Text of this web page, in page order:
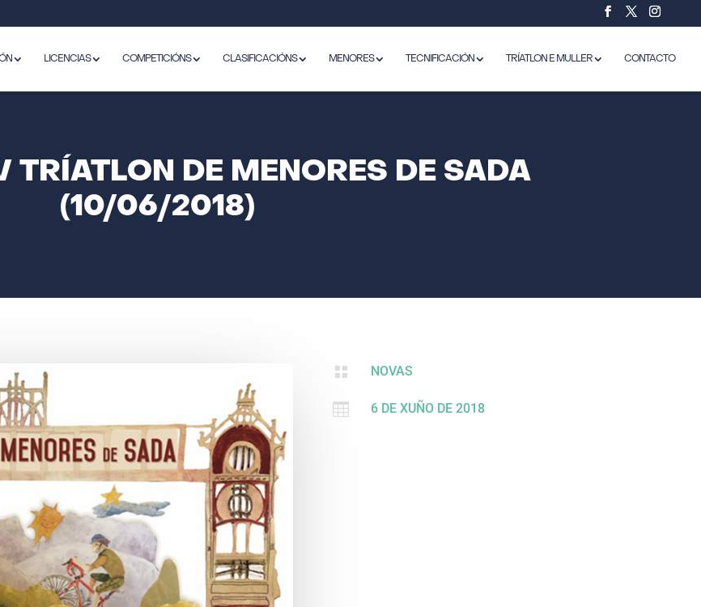
LICENCIAS COMPETICIÓNS CLASIFICACIÓNS MENORES TECNIFICACIÓN TRÍATLON E MULLER CONTACTO
TRÍATLON DE MENORES DE SADA
(10/06/2018)
 NOVAS
 6 DE XUÑO DE 2018